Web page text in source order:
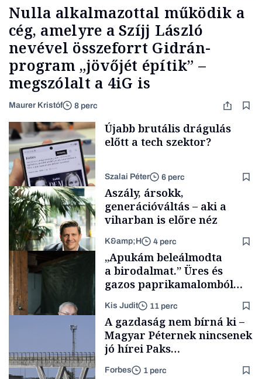
Nulla alkalmazottal működik a
cég, amelyre a Szíjj László
nevével összeforrt Gidrán-
program „jövőjét építik” –
megszólalt a 4iG is
Maurer Kristóf 8 perc
Tech
Újabb brutális drágulás
előtt a tech szektor?
Szalai Péter 6 perc
TÁMOGATÓI
Aszály, ársokk,
generációváltás – aki a
viharban is előre néz
K&amp;H 4 perc
Családi
„Apukám beleálmodta
a birodalmat.” Üres és
gazos paprikamalomból
lett az igazi családi
fűszersztori
Kis Judit 11 perc
A gazdaság nem bírná ki –
Magyar Péternek nincsenek
jó hírei Paks
újraindításáról
Forbes 1 perc